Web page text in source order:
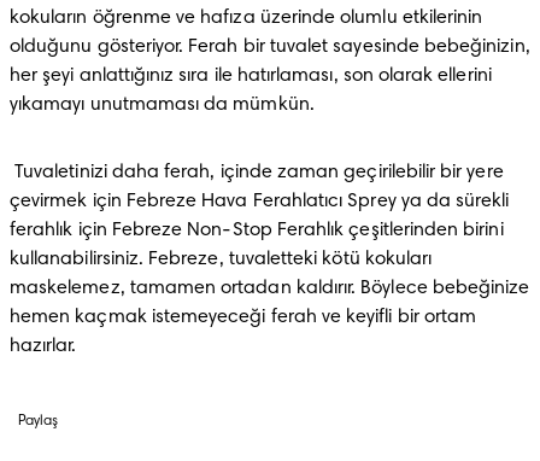
kokuların öğrenme ve hafıza üzerinde olumlu etkilerinin
olduğunu gösteriyor. Ferah bir tuvalet sayesinde bebeğinizin,
her şeyi anlattığınız sıra ile hatırlaması, son olarak ellerini
yıkamayı unutmaması da mümkün.
Tuvaletinizi daha ferah, içinde zaman geçirilebilir bir yere
çevirmek için Febreze Hava Ferahlatıcı Sprey ya da sürekli
ferahlık için Febreze Non-Stop Ferahlık çeşitlerinden birini
kullanabilirsiniz. Febreze, tuvaletteki kötü kokuları
maskelemez, tamamen ortadan kaldırır. Böylece bebeğinize
hemen kaçmak istemeyeceği ferah ve keyifli bir ortam
hazırlar.
Paylaş